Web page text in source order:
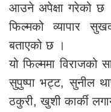
आउने अपेक्षा गरेको छ
फिल्मको व्यापार
बताएको छ ।
यो फिल्ममा विराजको
सुपुष्पा भट्ट, सुनील
ठकुरी, खुशी कार्की